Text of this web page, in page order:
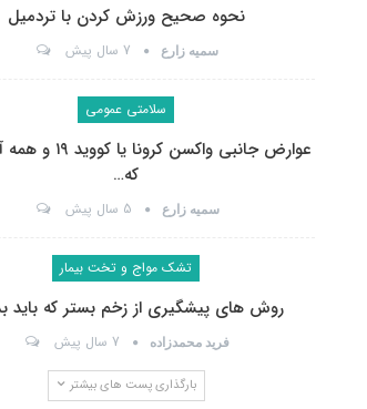
نحوه صحیح ورزش کردن با تردمیل
سمیه زارع 7 سال پیش
سلامتی عمومی
عوارض جانبی واکسن
که…
سمیه زارع 5 سال پیش
تشک مواج و تخت بیمار
روش های پیشگیری از زخم بستر که باید
فرید محمدزاده 7 سال پیش
بارگذاری پست های بیشتر